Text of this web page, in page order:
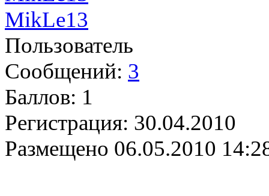
MikLe13
Пользователь
Сообщений: 3
Баллов: 1
Регистрация: 30.04.2010
Размещено 06.05.2010